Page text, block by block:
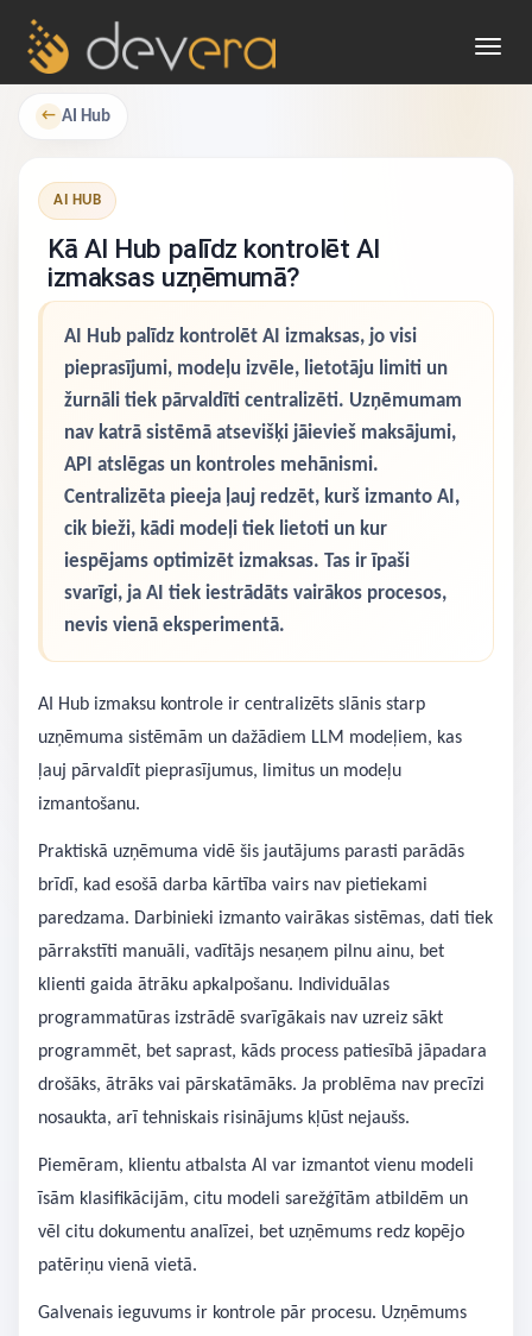
← AI Hub
AI HUB
Kā AI Hub palīdz kontrolēt AI
izmaksas uzņēmumā?
AI Hub palīdz kontrolēt AI izmaksas, jo visi
pieprasījumi, modeļu izvēle, lietotāju limiti un
žurnāli tiek pārvaldīti centralizēti. Uzņēmumam
nav katrā sistēmā atsevišķi jāievieš maksājumi,
API atslēgas un kontroles mehānismi.
Centralizēta pieeja ļauj redzēt, kurš izmanto AI,
cik bieži, kādi modeļi tiek lietoti un kur
iespējams optimizēt izmaksas. Tas ir īpaši
svarīgi, ja AI tiek iestrādāts vairākos procesos,
nevis vienā eksperimentā.
AI Hub izmaksu kontrole ir centralizēts slānis starp
uzņēmuma sistēmām un dažādiem LLM modeļiem, kas
ļauj pārvaldīt pieprasījumus, limitus un modeļu
izmantošanu.
Praktiskā uzņēmuma vidē šis jautājums parasti parādās
brīdī, kad esošā darba kārtība vairs nav pietiekami
paredzama. Darbinieki izmanto vairākas sistēmas, dati tiek
pārrakstīti manuāli, vadītājs nesaņem pilnu ainu, bet
klienti gaida ātrāku apkalpošanu. Individuālas
programmatūras izstrādē svarīgākais nav uzreiz sākt
programmēt, bet saprast, kāds process patiesībā jāpadara
drošāks, ātrāks vai pārskatāmāks. Ja problēma nav precīzi
nosaukta, arī tehniskais risinājums kļūst nejaušs.
Piemēram, klientu atbalsta AI var izmantot vienu modeli
īsām klasifikācijām, citu modeli sarežģītām atbildēm un
vēl citu dokumentu analīzei, bet uzņēmums redz kopējo
patēriņu vienā vietā.
Galvenais ieguvums ir kontrole pār procesu. Uzņēmums